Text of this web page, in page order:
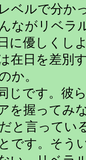
ベルで分か
ながリベラ
に優しくし
在日を差別
か。
じです。彼
を握ってみ
と言ってい
です。そう